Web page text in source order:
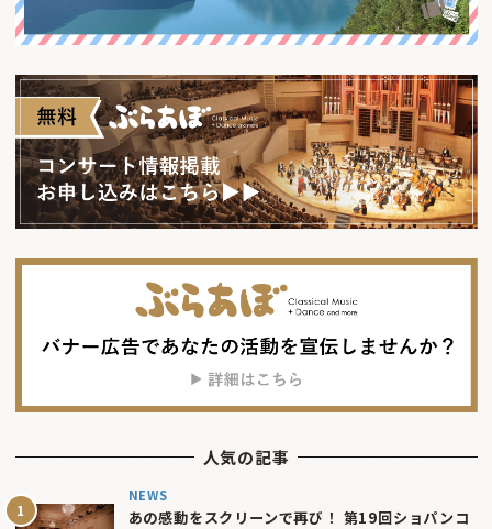
人気の記事
NEWS
あの感動をスクリーンで再び！ 第19回ショパンコ